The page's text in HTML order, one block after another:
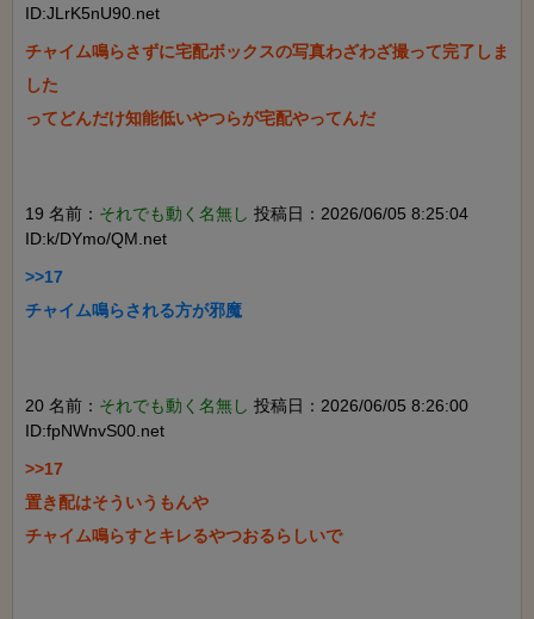
ID:JLrK5nU90.net
チャイム鳴らさずに宅配ボックスの写真わざわざ撮って完了しま
した
ってどんだけ知能低いやつらが宅配やってんだ
19 名前： それでも動く名無し 投稿日：2026/06/05 8:25:04
ID:k/DYmo/QM.net
>>17
チャイム鳴らされる方が邪魔
20 名前： それでも動く名無し 投稿日：2026/06/05 8:26:00
ID:fpNWnvS00.net
>>17
置き配はそういうもんや
チャイム鳴らすとキレるやつおるらしいで